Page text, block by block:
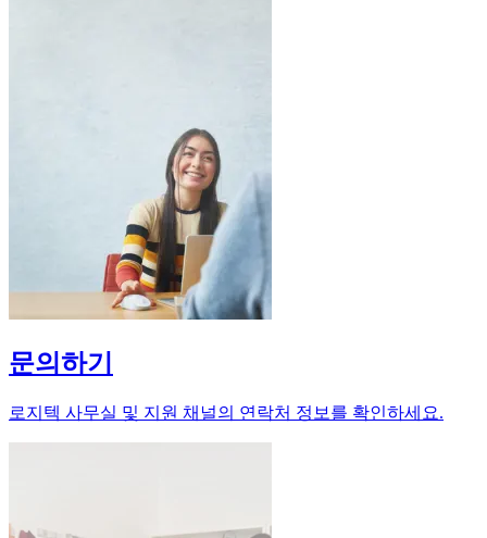
문의하기
로지텍 사무실 및 지원 채널의 연락처 정보를 확인하세요.